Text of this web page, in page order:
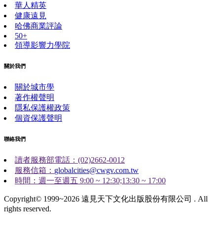
華人精英
健康遠見
哈佛商業評論
50+
領導影響力學院
關於我們
關於城市學
著作權聲明
隱私保護權政策
個資保護聲明
聯絡我們
讀者服務部電話：(02)2662-0012
服務信箱： globalcities@cwgv.com.tw
時間：週一至週五 9:00 ~ 12:30;13:30 ~ 17:00
Copyright© 1999~2026 遠見天下文化出版股份有限公司 . All
rights reserved.